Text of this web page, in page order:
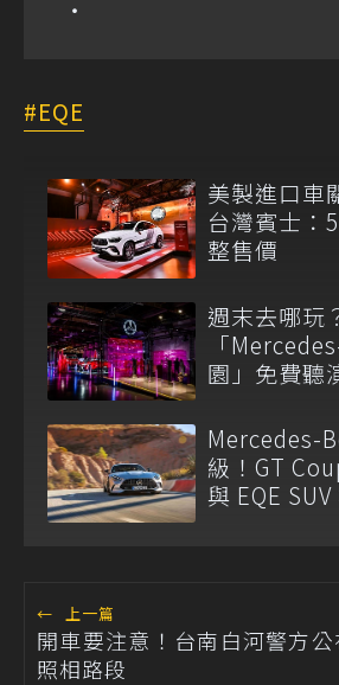
EQE
美製進口車
台灣賓士：
整售價
週末去哪玩
「
園」免費聽
程！
Mercedes-
級！GT
與 EQE
← 上一篇
開車要注意！台南白河警方
照相路段